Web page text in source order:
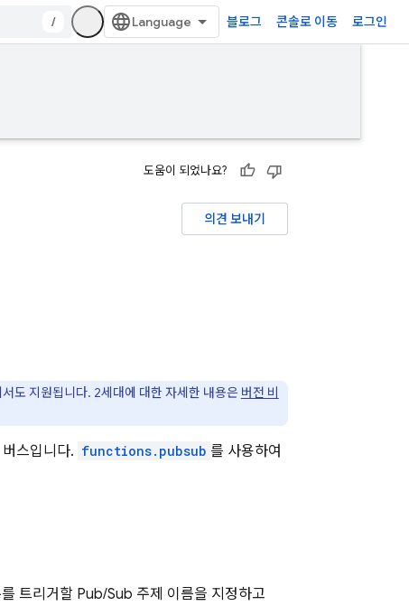
/ 블로그 콘솔로 이동 로그인
도움이 되었나요?
의견 보내기
도 지원됩니다. 2세대에 대한 자세한 내용은 버전 비
스입니다. functions.pubsub 를 사용하여
트리거할 Pub/Sub 주제 이름을 지정하고